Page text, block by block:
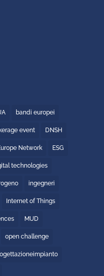
bandi europei
event DNSH
Network ESG
technologies
ingegneri
Internet of Things
MUD
open challenge